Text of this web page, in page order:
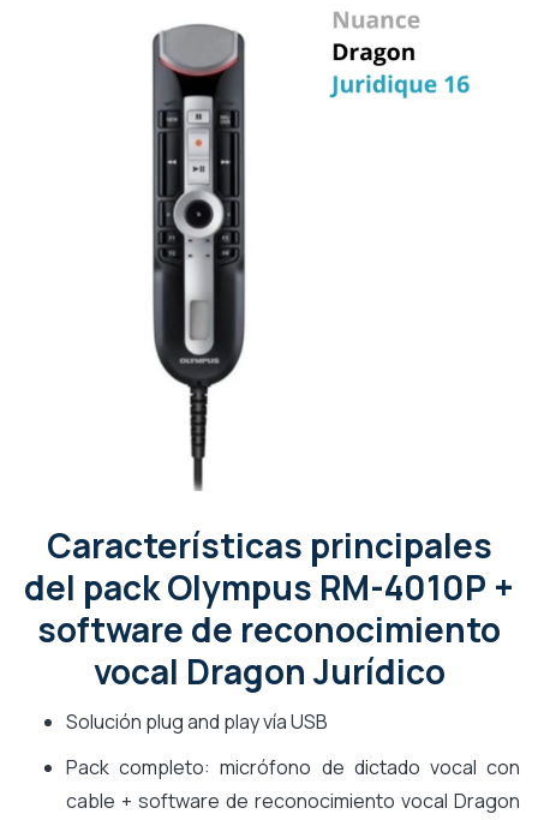
Características principales
del pack Olympus RM-4010P +
software de reconocimiento
vocal Dragon Jurídico
Solución plug and play vía USB
Pack completo: micrófono de dictado vocal con
cable + software de reconocimiento vocal Dragon